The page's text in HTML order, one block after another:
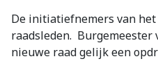
De initiatiefnemers van
raadsleden. Burgemeester
nieuwe raad gelijk een